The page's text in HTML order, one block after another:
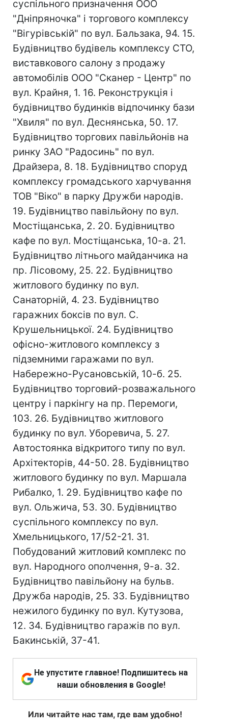
суспільного призначення ООО
"Дніпряночка" і торгового комплексу
"Вігурівській" по вул. Бальзака, 94. 15.
Будівництво будівель комплексу СТО,
виставкового салону з продажу
автомобілів ООО "Сканер - Центр" по
вул. Крайня, 1. 16. Реконструкція і
будівництво будинків відпочинку бази
"Хвиля" по вул. Деснянська, 50. 17.
Будівництво торгових павільйонів на
ринку ЗАО "Радосинь" по вул.
Драйзера, 8. 18. Будівництво споруд
комплексу громадського харчування
ТОВ "Віко" в парку Дружби народів.
19. Будівництво павільйону по вул.
Мостіщанська, 2. 20. Будівництво
кафе по вул. Мостіщанська, 10-а. 21.
Будівництво літнього майданчика на
пр. Лісовому, 25. 22. Будівництво
житлового будинку по вул.
Санаторній, 4. 23. Будівництво
гаражних боксів по вул. С.
Крушельницької. 24. Будівництво
офісно-житлового комплексу з
підземними гаражами по вул.
Набережно-Русановській, 10-б. 25.
Будівництво торговий-розважального
центру і паркінгу на пр. Перемоги,
103. 26. Будівництво житлового
будинку по вул. Уборевича, 5. 27.
Автостоянка відкритого типу по вул.
Архітекторів, 44-50. 28. Будівництво
житлового будинку по вул. Маршала
Рибалко, 1. 29. Будівництво кафе по
вул. Ольжича, 53. 30. Будівництво
суспільного комплексу по вул.
Хмельницького, 17/52-21. 31.
Побудований житловий комплекс по
вул. Народного ополчення, 9-а. 32.
Будівництво павільйону на бульв.
Дружба народів, 25. 33. Будівництво
нежилого будинку по вул. Кутузова,
12. 34. Будівництво гаражів по вул.
Бакинській, 37-41.
Не упустите главное! Подпишитесь на
наши обновления в Google!
Или читайте нас там, где вам удобно!